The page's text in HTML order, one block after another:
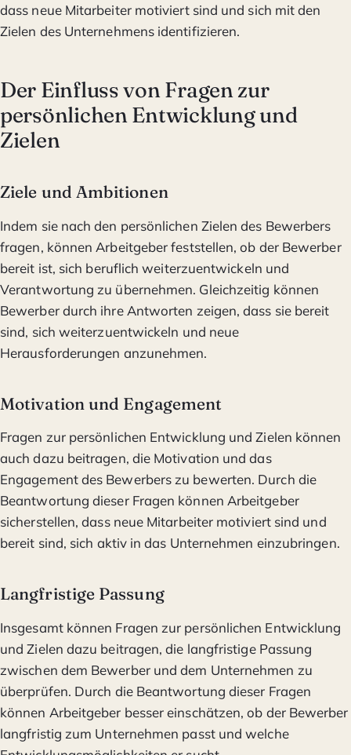
dass neue Mitarbeiter motiviert sind und sich mit den
Zielen des Unternehmens identifizieren.
Der Einfluss von Fragen zur
persönlichen Entwicklung und
Zielen
Ziele und Ambitionen
Indem sie nach den persönlichen Zielen des Bewerbers
fragen, können Arbeitgeber feststellen, ob der Bewerber
bereit ist, sich beruflich weiterzuentwickeln und
Verantwortung zu übernehmen. Gleichzeitig können
Bewerber durch ihre Antworten zeigen, dass sie bereit
sind, sich weiterzuentwickeln und neue
Herausforderungen anzunehmen.
Motivation und Engagement
Fragen zur persönlichen Entwicklung und Zielen können
auch dazu beitragen, die Motivation und das
Engagement des Bewerbers zu bewerten. Durch die
Beantwortung dieser Fragen können Arbeitgeber
sicherstellen, dass neue Mitarbeiter motiviert sind und
bereit sind, sich aktiv in das Unternehmen einzubringen.
Langfristige Passung
Insgesamt können Fragen zur persönlichen Entwicklung
und Zielen dazu beitragen, die langfristige Passung
zwischen dem Bewerber und dem Unternehmen zu
überprüfen. Durch die Beantwortung dieser Fragen
können Arbeitgeber besser einschätzen, ob der Bewerber
langfristig zum Unternehmen passt und welche